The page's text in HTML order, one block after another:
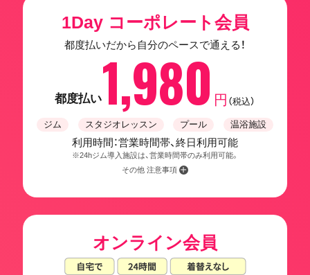
1Day コーポレート会員
都度払いだから自分のペースで通える！
都度払い1,980 円 （税込）
ジム スタジオレッスン プール 温浴施設
利用時間：営業時間帯、終日利用可能
※24hジム導入施設は、営業時間帯のみ利用可能。
その他 注意事項
オンライン会員